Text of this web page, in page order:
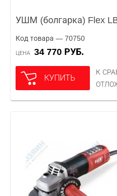
УШМ (болгарка) Flex
Код товара — 70750
ЦЕНА 34 770 РУБ.
КУПИТЬ
К